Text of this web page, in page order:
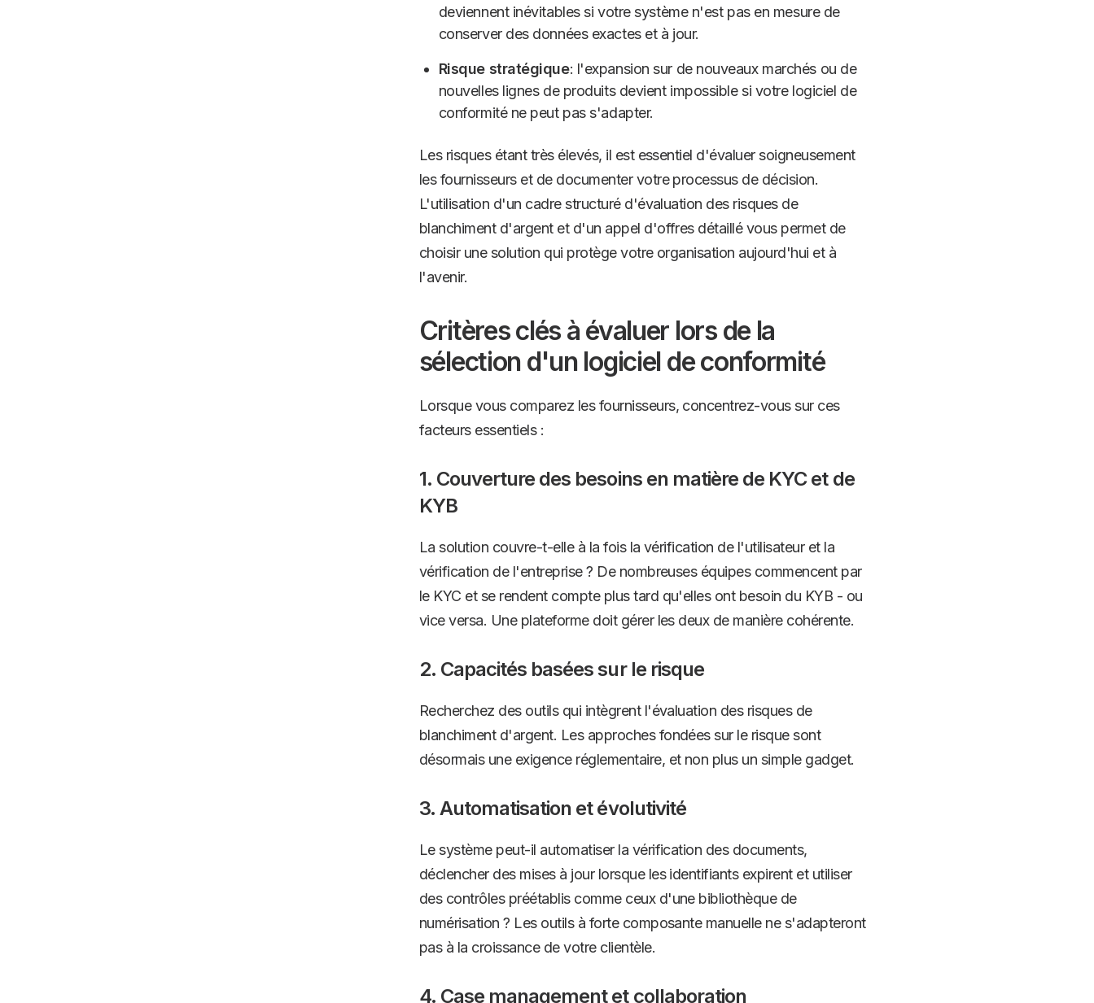
deviennent inévitables si votre système n'est pas en mesure de
conserver des données exactes et à jour.
Risque stratégique: l'expansion sur de nouveaux marchés ou de
nouvelles lignes de produits devient impossible si votre logiciel de
conformité ne peut pas s'adapter.
Les risques étant très élevés, il est essentiel d'évaluer soigneusement
les fournisseurs et de documenter votre processus de décision.
L'utilisation d'un cadre structuré d'évaluation des risques de
blanchiment d'argent et d'un appel d'offres détaillé vous permet de
choisir une solution qui protège votre organisation aujourd'hui et à
l'avenir.
Critères clés à évaluer lors de la
sélection d'un logiciel de conformité
Lorsque vous comparez les fournisseurs, concentrez-vous sur ces
facteurs essentiels :
1. Couverture des besoins en matière de KYC et de
KYB
La solution couvre-t-elle à la fois la vérification de l'utilisateur et la
vérification de l'entreprise ? De nombreuses équipes commencent par
le KYC et se rendent compte plus tard qu'elles ont besoin du KYB - ou
vice versa. Une plateforme doit gérer les deux de manière cohérente.
2. Capacités basées sur le risque
Recherchez des outils qui intègrent l'évaluation des risques de
blanchiment d'argent. Les approches fondées sur le risque sont
désormais une exigence réglementaire, et non plus un simple gadget.
3. Automatisation et évolutivité
Le système peut-il automatiser la vérification des documents,
déclencher des mises à jour lorsque les identifiants expirent et utiliser
des contrôles préétablis comme ceux d'une bibliothèque de
numérisation ? Les outils à forte composante manuelle ne s'adapteront
pas à la croissance de votre clientèle.
4. Case management et collaboration